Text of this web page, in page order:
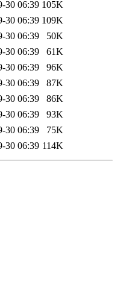
30 06:39 105K
30 06:39 109K
30 06:39
50K
30 06:39
61K
30 06:39
96K
30 06:39
87K
30 06:39
86K
30 06:39
93K
30 06:39
75K
30 06:39 114K